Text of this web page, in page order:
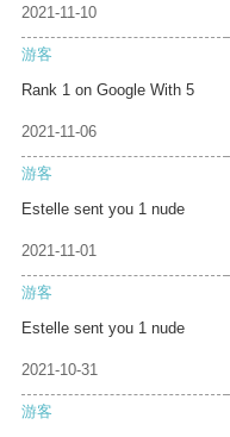
2021-11-10
游客
Rank 1 on Google With 5
2021-11-06
游客
Estelle sent you 1 nude
2021-11-01
游客
Estelle sent you 1 nude
2021-10-31
游客